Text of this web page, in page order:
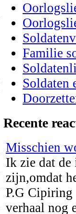
Familie
Soldaten
Recente
Misschien
Ik zie dat de
zijn,omdat
P.G
verhaal nog